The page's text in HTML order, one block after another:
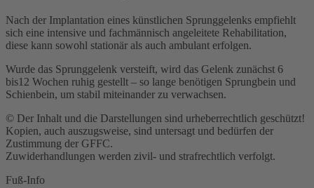
Nach der Implantation eines künstlichen Sprunggelenks empfiehlt
sich eine intensive und fachmännisch angeleitete Rehabilitation,
diese kann sowohl stationär als auch ambulant erfolgen.
Wurde das Sprunggelenk versteift, wird das Gelenk zunächst 6
bis12 Wochen ruhig gestellt – so lange benötigen Sprungbein und
Schienbein, um stabil miteinander zu verwachsen.
© Der Inhalt und die Darstellungen sind urheberrechtlich geschützt!
Kopien, auch auszugsweise, sind untersagt und bedürfen der
Zustimmung der GFFC.
Zuwiderhandlungen werden zivil- und strafrechtlich verfolgt.
Fuß-Info